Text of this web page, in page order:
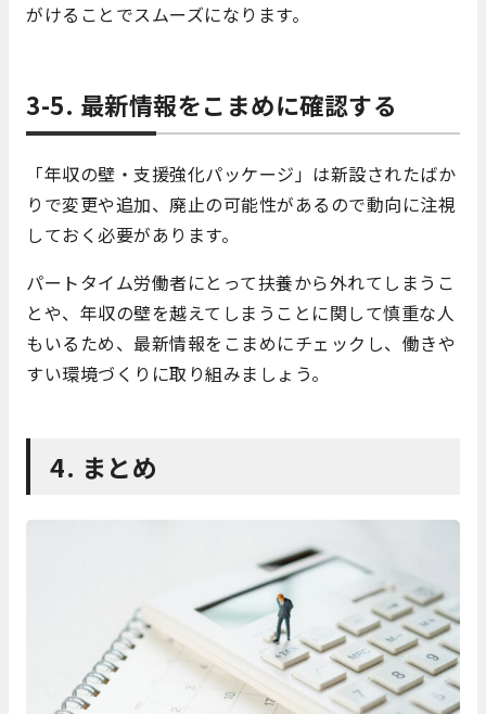
がけることでスムーズになります。
3-5. 最新情報をこまめに確認する
「年収の壁・支援強化パッケージ」は新設されたばか
りで変更や追加、廃止の可能性があるので動向に注視
しておく必要があります。
パートタイム労働者にとって扶養から外れてしまうこ
とや、年収の壁を越えてしまうことに関して慎重な人
もいるため、最新情報をこまめにチェックし、働きや
すい環境づくりに取り組みましょう。
4. まとめ